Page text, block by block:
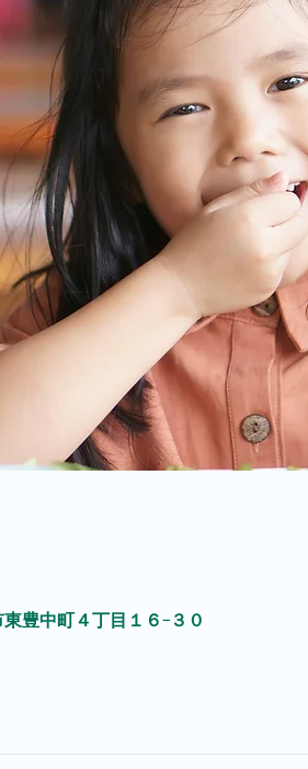
豊中町４丁目１６−３０